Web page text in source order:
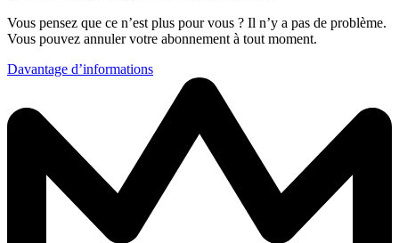
Vous pensez que ce n’est plus pour vous ? Il n’y a pas de problème.
Vous pouvez annuler votre abonnement à tout moment.
Davantage d’informations